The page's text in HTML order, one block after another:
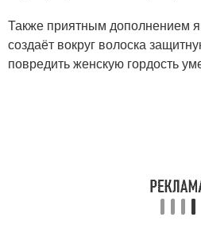
Также приятным дополнением
создаёт вокруг волоска
повредить женскую гордость